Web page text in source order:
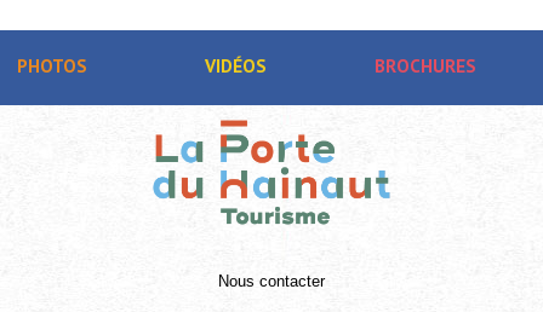
PHOTOS VIDÉOS BROCHURES
Nous contacter